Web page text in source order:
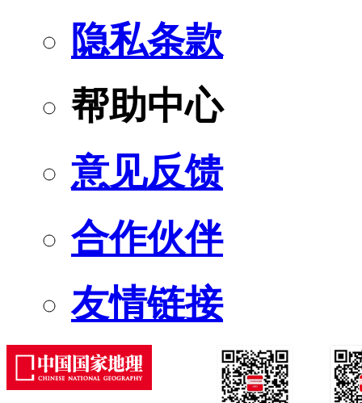
隐私条款
帮助中心
意见反馈
合作伙伴
友情链接